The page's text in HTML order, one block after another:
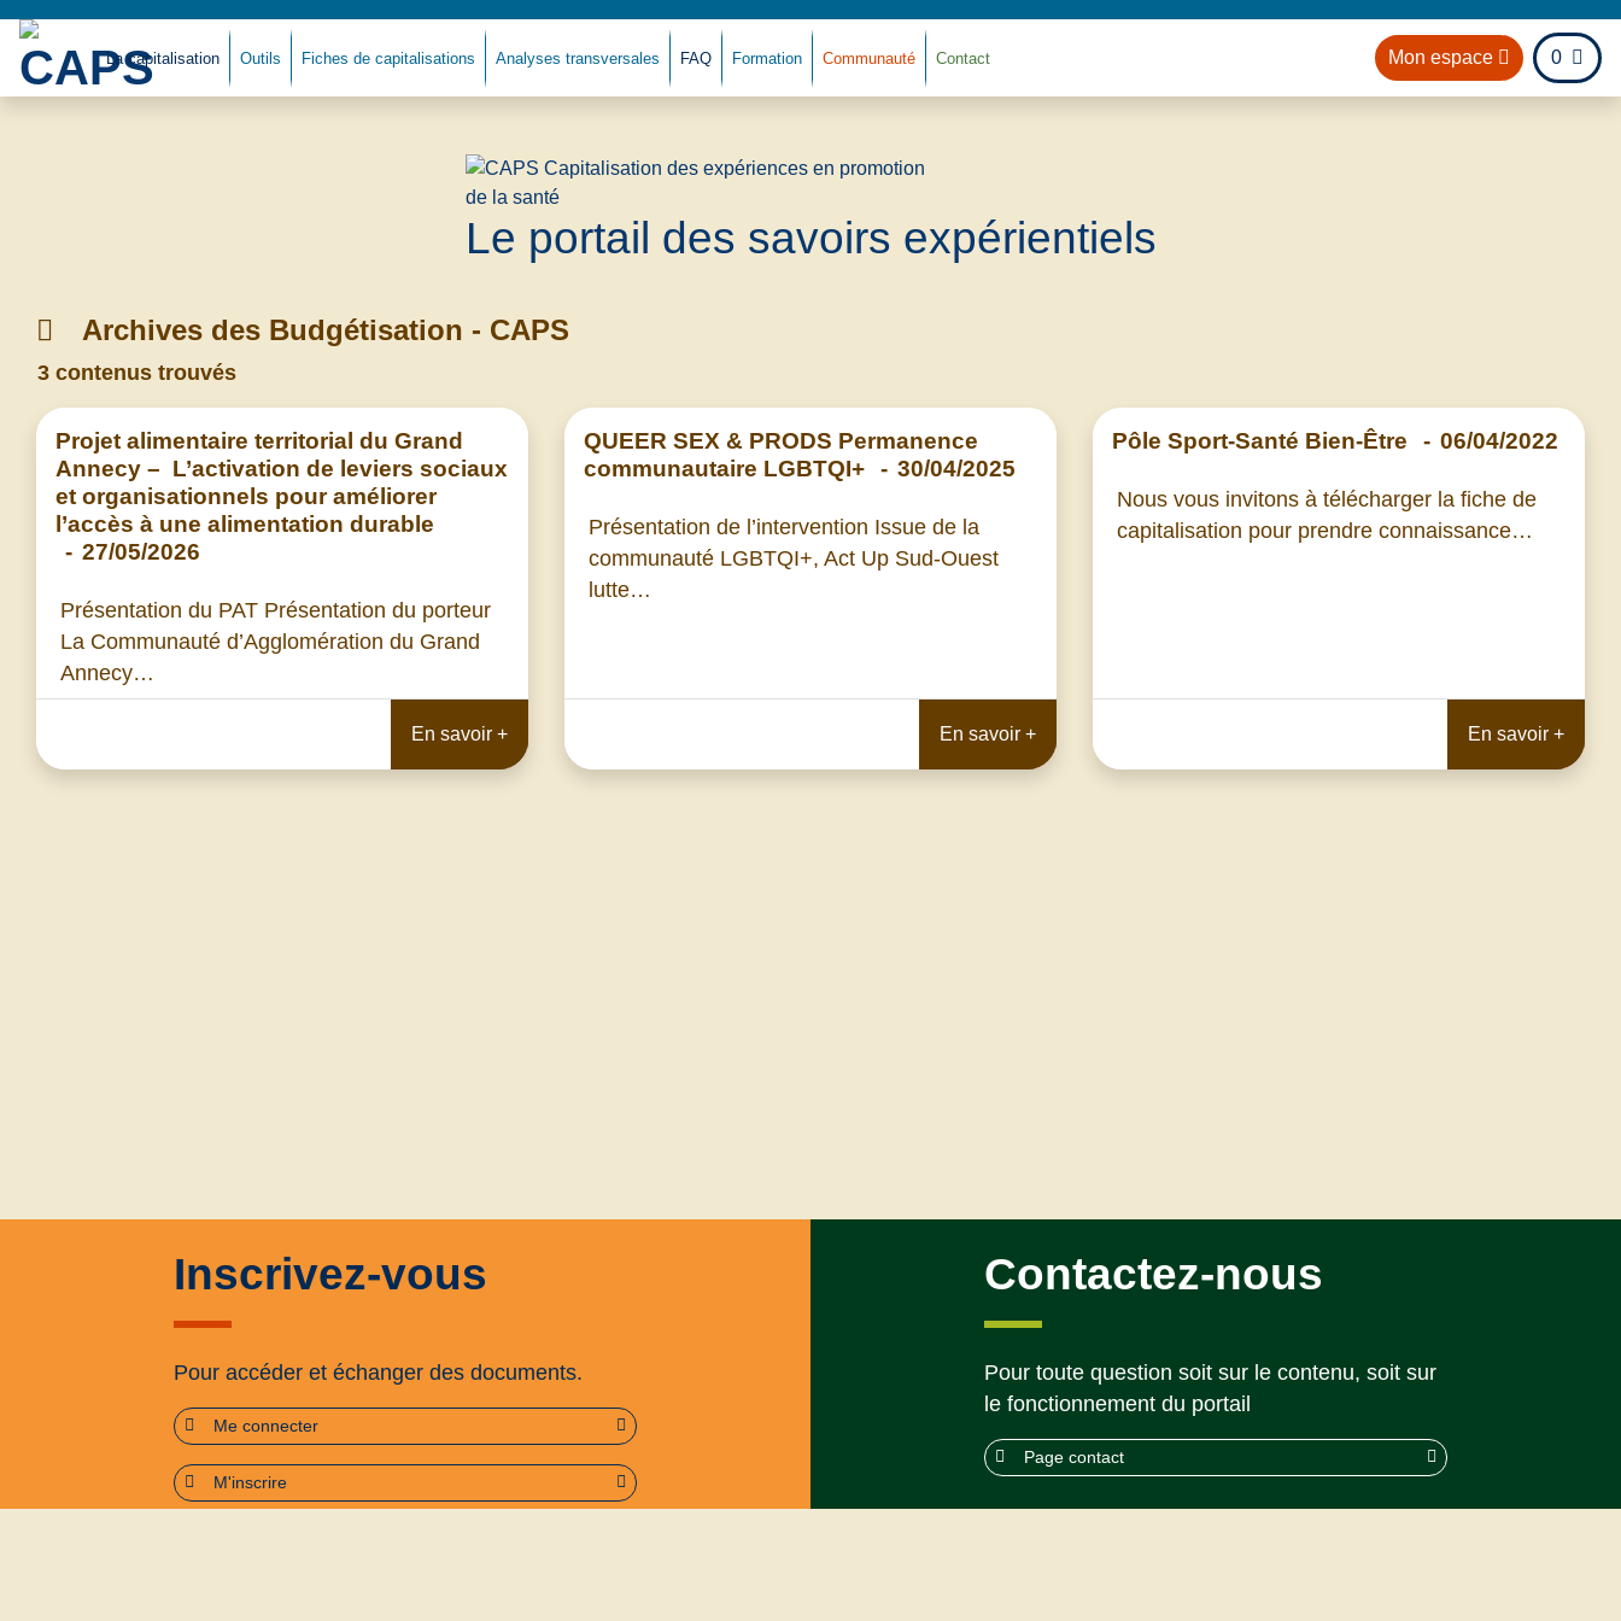
La capitalisation Outils Fiches de capitalisations Analyses transversales FAQ Formation Communauté Contact Mon espace 0
fichier
Le portail des savoirs expérientiels
Archives des Budgétisation - CAPS
3 contenus trouvés
Projet alimentaire territorial du Grand
Annecy – L’activation de leviers sociaux
et organisationnels pour améliorer
l’accès à une alimentation durable
- 27/05/2026
Présentation du PAT Présentation du porteur
La Communauté d’Agglomération du Grand
Annecy…
En savoir +
QUEER SEX & PRODS Permanence
communautaire LGBTQI+
- 30/04/2025
Présentation de l’intervention Issue de la
communauté LGBTQI+, Act Up Sud-Ouest
lutte…
En savoir +
Pôle Sport-Santé Bien-Être - 06/04/2022
Nous vous invitons à télécharger la fiche de
capitalisation pour prendre connaissance…
En savoir +
Inscrivez-vous
Pour accéder et échanger des documents.
Me connecter
M'inscrire
Contactez-nous
Pour toute question soit sur le contenu, soit sur
le fonctionnement du portail
Page contact